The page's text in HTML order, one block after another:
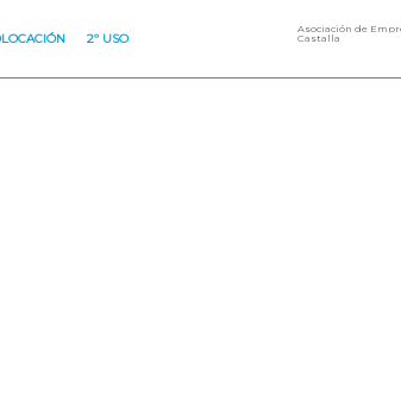
2º USO
Asociación de
Castalla